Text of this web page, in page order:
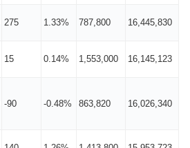
275 1.33% 787,800 16,445,830
15 0.14% 1,553,000 16,145,123
-90 -0.48% 863,820 16,026,340